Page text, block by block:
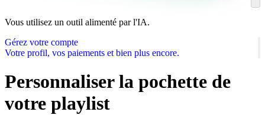
Vous utilisez un outil alimenté par l'IA.
Gérez votre compte
Votre profil, vos paiements et bien plus encore.
Personnaliser la pochette de
votre playlist